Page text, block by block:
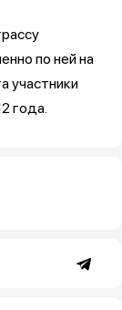
по ней на
участники
года.